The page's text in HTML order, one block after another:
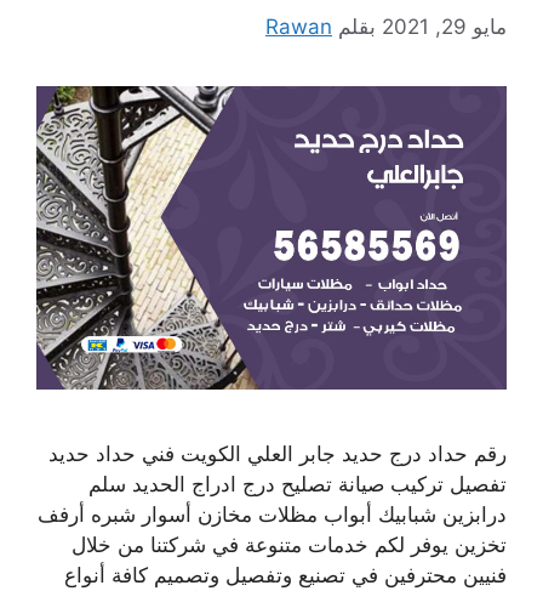
مايو 29, 2021 بقلم Rawan
رقم حداد درج حديد جابر العلي الكويت فني حداد حديد
تفصيل تركيب صيانة تصليح درج ادراج الحديد سلم
درابزين شبابيك أبواب مظلات مخازن أسوار شبره أرفف
تخزين يوفر لكم خدمات متنوعة في شركتنا من خلال
فنيين محترفين في تصنيع وتفصيل وتصميم كافة أنواع